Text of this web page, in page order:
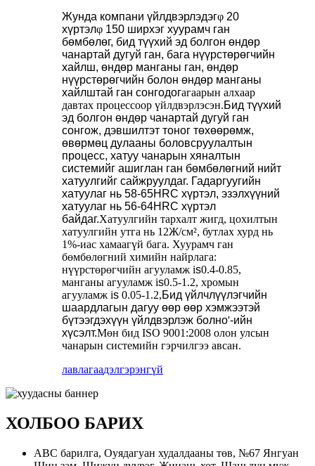
Жунда компани үйлдвэрлэдэгφ 20
хүртэлφ 150 ширхэг хуурамч ган
бөмбөлөг, бид түүхий эд болгон өндөр
чанартай дугуй ган, бага нүүрстөрөгчийн
хайлш, өндөр манганы ган, өндөр
нүүрстөрөгчийн болон өндөр манганы
хайлштай ган сонгодогагаарын алхаар
давтах процессоор үйлдвэрлэсэн.Бид түүхий
эд болгон өндөр чанартай дугуй ган
сонгож, дэвшилтэт тоног төхөөрөмж,
өвөрмөц дулааны боловсруулалтын
процесс, хатуу чанарын хяналтын
системийг ашиглан ган бөмбөлөгний нийт
хатуулгийг сайжруулдаг. Гадаргуугийн
хатуулаг нь 58-65HRC хүртэл, эзэлхүүний
хатуулаг нь 56-64HRC хүртэл
байдаг.Хатуулгийн тархалт жигд, цохилтын
хатуулгийн утга нь 12Ж/см², бутлах хурд нь
1%-иас хамаагүй бага. Хуурамч ган
бөмбөлөгний химийн найрлага:
нүүрстөрөгчийн агууламж is0.4-0.85,
манганы агууламж is0.5-1.2, хромын
агууламж is 0.05-1.2,Бид үйлчлүүлэгчийн
шаардлагын дагуу өөр өөр хэмжээтэй
бүтээгдэхүүн үйлдвэрлэж болно'-ийн
хүсэлт.Мөн бид ISO 9001:2008 олон улсын
чанарын системийн гэрчилгээ авсан.
лавлагаадэлгэрэнгүй
ХОЛБОО БАРИХ
ABC барилга, Оуядагуан худалдааны төв, №67 Янгуан